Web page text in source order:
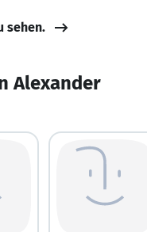
sehen.
Alexander